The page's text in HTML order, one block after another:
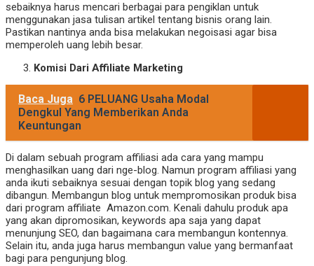
sebaiknya harus mencari berbagai para pengiklan untuk
menggunakan jasa tulisan artikel tentang bisnis orang lain.
Pastikan nantinya anda bisa melakukan negoisasi agar bisa
memperoleh uang lebih besar.
Komisi Dari Affiliate Marketing
Baca Juga 6 PELUANG Usaha Modal
Dengkul Yang Memberikan Anda
Keuntungan
Di dalam sebuah program affiliasi ada cara yang mampu
menghasilkan uang dari nge-blog. Namun program affiliasi yang
anda ikuti sebaiknya sesuai dengan topik blog yang sedang
dibangun. Membangun blog untuk mempromosikan produk bisa
dari program affiliate Amazon.com. Kenali dahulu produk apa
yang akan dipromosikan, keywords apa saja yang dapat
menunjung SEO, dan bagaimana cara membangun kontennya.
Selain itu, anda juga harus membangun value yang bermanfaat
bagi para pengunjung blog.